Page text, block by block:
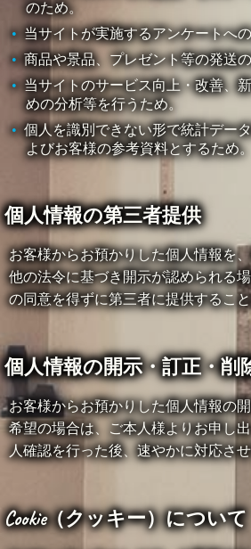
のため。
当サイトが実施するアンケートへ
商品や景品、プレゼント等の発送の
当サイトのサービス向上・改善、
めの分析等を行うため。
個人を識別できない形で統計デー
よびお客様の参考資料とするため。
個人情報の第三者提供
お客様からお預かりした個人情報を
他の法令に基づき開示が認められる
の同意を得ずに第三者に提供するこ
個人情報の開示・訂正・削
お客様からお預かりした個人情報の
希望の場合は、ご本人様よりお申し
人確認を行った後、速やかに対応させ
Cookie（クッキー）について